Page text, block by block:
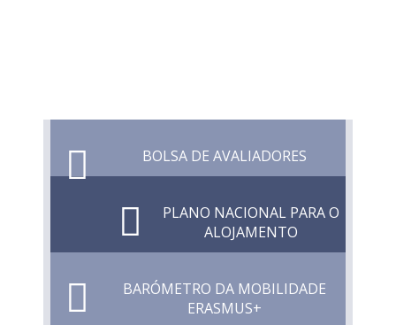
BOLSA DE AVALIADORES
PLANO NACIONAL PARA O
ALOJAMENTO
BARÓMETRO DA MOBILIDADE
ERASMUS+